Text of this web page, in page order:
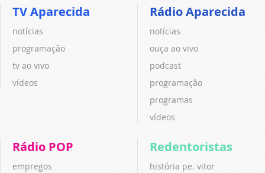
TV Aparecida
notícias
programação
tv ao vivo
vídeos
Rádio Aparecida
notícias
ouça ao vivo
podcast
programação
programas
vídeos
Rádio POP
empregos
Redentoristas
história pe. vitor